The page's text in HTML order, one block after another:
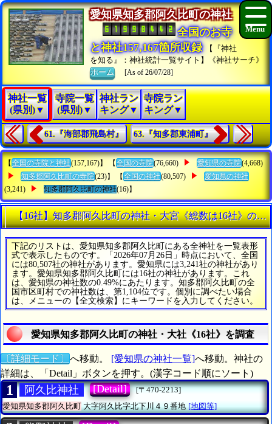
愛知県知多郡阿久比町の神社
全国のお寺
と神社157,167箇所収録
【『神社
を知る』：神社統計一覧サイト】《神社サーチ》
ホーム
[As of 26/07/28]
神社一覧
(県別)▼
寺院一覧
(県別)▼
神社ラン
キング▼
寺院ラン
キング▼
61.『海部郡飛島村』 63.『知多郡東浦町』
【 全国の寺院と神社(157,167)】 【 全国の寺院(76,660) 愛知県の寺院(4,668)
知多郡阿久比町の寺院(23)】 【 全国の神社(80,507)
愛知県の神社
(3,241)
知多郡阿久比町の神社(16)】
【16社】知多郡阿久比町の神社・大宮《総数は16社》のす
下記のリストは、愛知県知多郡阿久比町にある全神社を一覧表形
式で表示したものです。「2026年07月26日」時点において、全国
には80,507社の神社があります。愛知県には3,241社の神社があり
ます。愛知県知多郡阿久比町には16社の神社があります。これ
は、愛知県の神社数の0.49%にあたります。知多郡阿久比町の全
国市区町村での神社数は、第1,104位です。個別に調べたい場合
は、メニューの【全文検索】にキーワードを入力してください。
愛知県知多郡阿久比町の神社・大社《16社》を調査
〔詳細モード〕 へ移動。 [愛知県の神社一覧]へ移動。神社の
詳細は、「Detail」ボタンを押す。(漢字コード順にソート)
1 阿久比神社 [Detail]
[〒470-2213]
愛知県知多郡阿久比町大字阿久比字北下川４９番地 [地図等]